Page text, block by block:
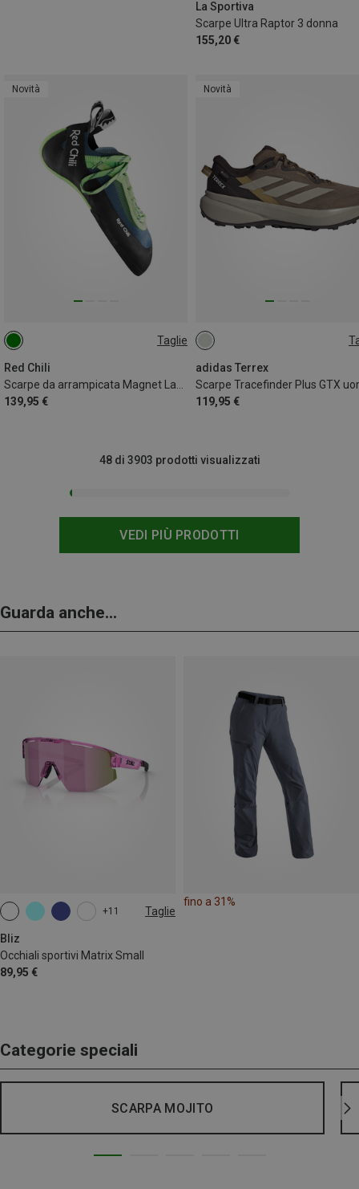
La Sportiva
Scarpe Ultra Raptor 3 donna
155,20 €
41
Novità
Taglie
Red Chili
Scarpe da arrampicata Magnet Lace
139,95 €
Novità
adidas Terrex
Scarpe Tracefinder Plus GTX
119,95 €
VEDI PIÙ PRODOTTI
48 di 3903 prodotti visualizzati
Guarda anche...
+11 Taglie
Bliz
Occhiali sportivi Matrix Small
89,95 €
ONE SIZE
fino a 31%
Categorie speciali
SCARPA MOJITO